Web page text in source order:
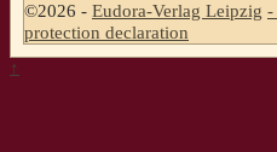
©2026 - Eudora-Verlag Leipzig -
protection declaration
↑